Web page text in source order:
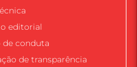
editorial
de conduta
de transparência